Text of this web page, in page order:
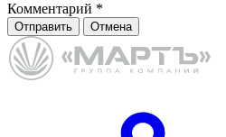
Комментарий *
Отправить Отмена